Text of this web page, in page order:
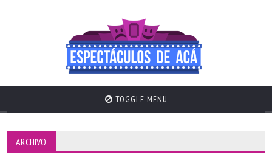
TOGGLE MENU
ARCHIVO